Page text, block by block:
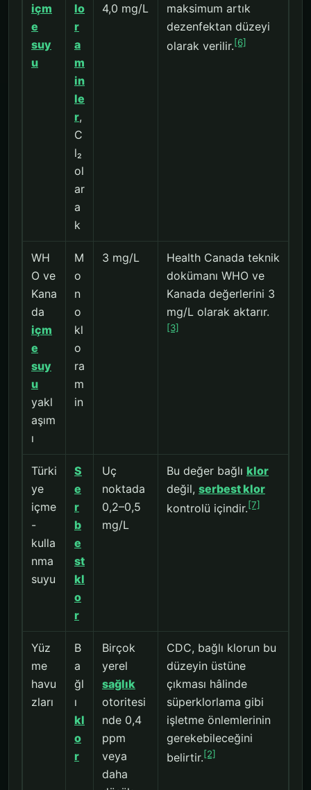
içm
e
suy
u
lo
r
a
m
in
le
r,
C
l₂
ol
ar
a
k
4,0 mg/L
maksimum artık
dezenfektan düzeyi
olarak verilir.[6]
WH
O ve
Kana
da
içm
e
suy
u
yakl
aşım
ı
M
o
n
o
kl
o
ra
m
in
3 mg/L
Health Canada teknik
dokümanı WHO ve
Kanada değerlerini 3
mg/L olarak aktarır.
[3]
Türki
ye
içme
-
kulla
nma
suyu
S
e
r
b
e
st
kl
o
r
Uç
noktada
0,2–0,5
mg/L
Bu değer bağlı klor
değil, serbest klor
kontrolü içindir.[7]
Yüz
me
havu
zları
B
a
ğl
ı
kl
o
r
Birçok
yerel
sağlık
otoritesi
nde 0,4
ppm
veya
daha
CDC, bağlı klorun bu
düzeyin üstüne
çıkması hâlinde
süperklorlama gibi
işletme önlemlerinin
gerekebileceğini
belirtir.[2]